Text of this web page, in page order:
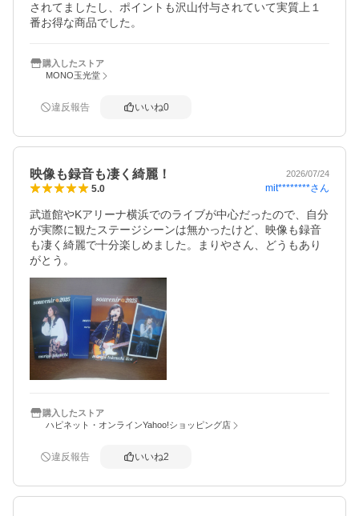
されてましたし、ポイントも沢山付与されていて実質上１
番お得な商品でした。
購入したストア
MONO玉光堂
違反報告 いいね0
映像も録音も凄く綺麗！ 2026/07/24
5.0 mit********さん
武道館やKアリーナ横浜でのライブが中心だったので、自分
が実際に観たステージシーンは無かったけど、映像も録音
も凄く綺麗で十分楽しめました。まりやさん、どうもあり
がとう。
購入したストア
ハピネット・オンラインYahoo!ショッピング店
違反報告 いいね2